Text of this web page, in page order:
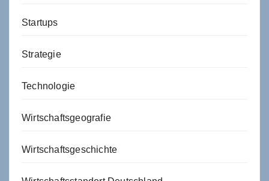
Startups
Strategie
Technologie
Wirtschaftsgeografie
Wirtschaftsgeschichte